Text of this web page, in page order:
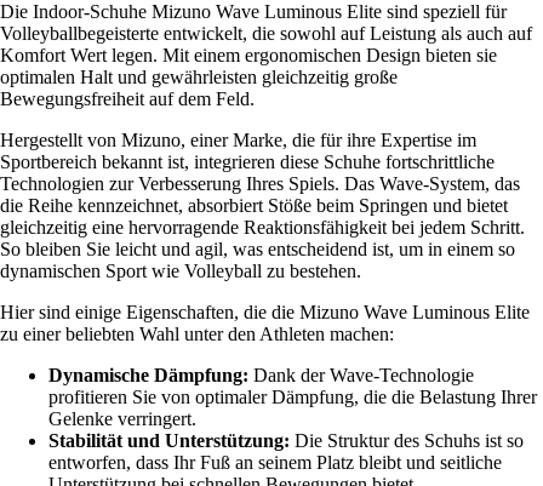
Die Indoor-Schuhe Mizuno Wave Luminous Elite sind speziell für
Volleyballbegeisterte entwickelt, die sowohl auf Leistung als auch auf
Komfort Wert legen. Mit einem ergonomischen Design bieten sie
optimalen Halt und gewährleisten gleichzeitig große
Bewegungsfreiheit auf dem Feld.
Hergestellt von Mizuno, einer Marke, die für ihre Expertise im
Sportbereich bekannt ist, integrieren diese Schuhe fortschrittliche
Technologien zur Verbesserung Ihres Spiels. Das Wave-System, das
die Reihe kennzeichnet, absorbiert Stöße beim Springen und bietet
gleichzeitig eine hervorragende Reaktionsfähigkeit bei jedem Schritt.
So bleiben Sie leicht und agil, was entscheidend ist, um in einem so
dynamischen Sport wie Volleyball zu bestehen.
Hier sind einige Eigenschaften, die die Mizuno Wave Luminous Elite
zu einer beliebten Wahl unter den Athleten machen:
Dynamische Dämpfung: Dank der Wave-Technologie
profitieren Sie von optimaler Dämpfung, die die Belastung Ihrer
Gelenke verringert.
Stabilität und Unterstützung: Die Struktur des Schuhs ist so
entworfen, dass Ihr Fuß an seinem Platz bleibt und seitliche